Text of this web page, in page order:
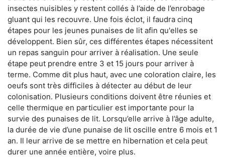
insectes nuisibles y restent collés à l’aide de l’enrobage
gluant qui les recouvre. Une fois éclot, il faudra cinq
étapes pour les jeunes punaises de lit afin qu'elles se
développent. Bien sûr, ces différentes étapes nécessitent
un repas sanguin pour arriver à réalisation. Une seule
étape peut prendre entre 3 et 15 jours pour arriver à
terme. Comme dit plus haut, avec une coloration claire, les
oeufs sont très difficiles à détecter au début de leur
colonisation. Plusieurs conditions doivent être réunies et
celle thermique en particulier est importante pour la
survie des punaises de lit. Lorsqu’elle arrive à l’âge adulte,
la durée de vie d’une punaise de lit oscille entre 6 mois et 1
an. Il leur arrive de se mettre en hibernation et cela peut
durer une année entière, voire plus.